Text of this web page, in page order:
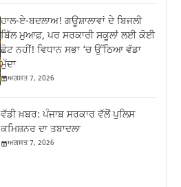
ਹਾਲ-ਏ-ਬਦਲਾਅ! ਗਊਸ਼ਾਲਾਵਾਂ ਦੇ ਬਿਜਲੀ
ਬਿੱਲ ਮੁਆਫ਼, ਪਰ ਸਰਕਾਰੀ ਸਕੂਲਾਂ ਲਈ ਕੋਈ
ਛੋਟ ਨਹੀਂ! ਵਿਧਾਨ ਸਭਾ ‘ਚ ਉੱਠਿਆ ਵੱਡਾ
ਮੁੱਦਾ
ਅਗਸਤ 7, 2026
ਵੱਡੀ ਖ਼ਬਰ: ਪੰਜਾਬ ਸਰਕਾਰ ਵੱਲੋਂ ਪੁਲਿਸ
ਕਮਿਸ਼ਨਰ ਦਾ ਤਬਾਦਲਾ
ਅਗਸਤ 7, 2026